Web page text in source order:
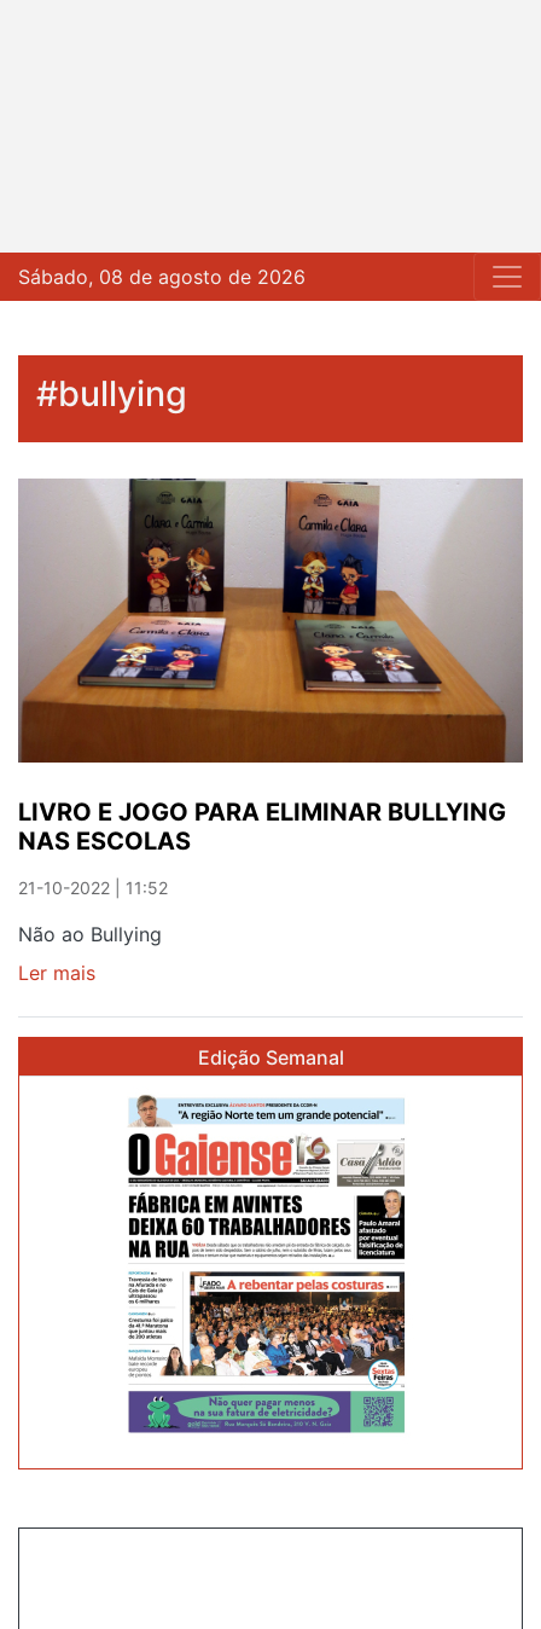
Sábado, 08 de agosto de 2026
#bullying
LIVRO E JOGO PARA ELIMINAR BULLYING
NAS ESCOLAS
21-10-2022 | 11:52
Não ao Bullying
Ler mais
ELIMINAR
BULLYING
NAS
ESCOLAS
Edição Semanal